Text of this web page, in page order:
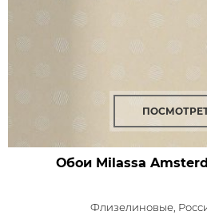
Обои Milassa
Флизелиновые,